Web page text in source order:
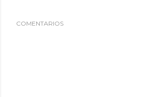
COMENTARIOS